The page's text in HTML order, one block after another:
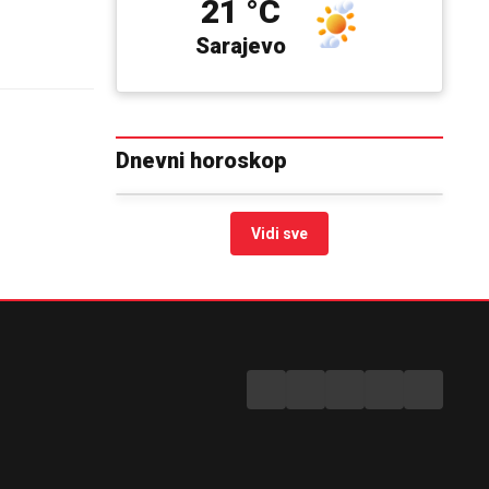
Sarajevo
21 °C
Dnevni horoskop
Vidi sve